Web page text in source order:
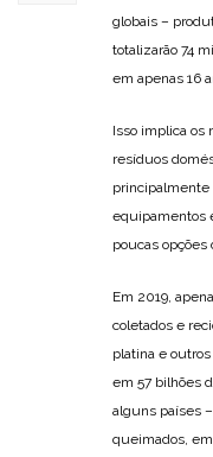
globais –
totalizarão 74
em apenas 16
Isso implica os
resíduos
principalmente
equipamentos
poucas opções
Em 2019,
coletados e
platina e
em 57 bilhões
alguns países
queimados,